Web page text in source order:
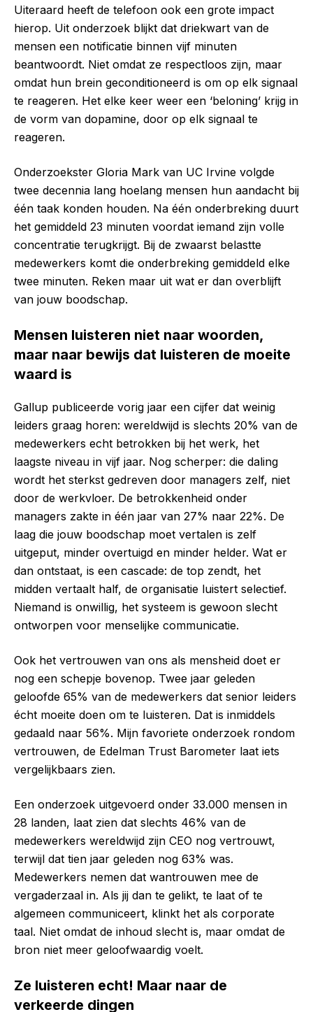
Uiteraard heeft de telefoon ook een grote impact
hierop. Uit onderzoek blijkt dat driekwart van de
mensen een notificatie binnen vijf minuten
beantwoordt. Niet omdat ze respectloos zijn, maar
omdat hun brein geconditioneerd is om op elk signaal
te reageren. Het elke keer weer een ‘beloning’ krijg in
de vorm van dopamine, door op elk signaal te
reageren.
Onderzoekster Gloria Mark van UC Irvine volgde
twee decennia lang hoelang mensen hun aandacht bij
één taak konden houden. Na één onderbreking duurt
het gemiddeld 23 minuten voordat iemand zijn volle
concentratie terugkrijgt. Bij de zwaarst belastte
medewerkers komt die onderbreking gemiddeld elke
twee minuten. Reken maar uit wat er dan overblijft
van jouw boodschap.
Mensen luisteren niet naar woorden,
maar naar bewijs dat luisteren de moeite
waard is
Gallup publiceerde vorig jaar een cijfer dat weinig
leiders graag horen: wereldwijd is slechts 20% van de
medewerkers echt betrokken bij het werk, het
laagste niveau in vijf jaar. Nog scherper: die daling
wordt het sterkst gedreven door managers zelf, niet
door de werkvloer. De betrokkenheid onder
managers zakte in één jaar van 27% naar 22%. De
laag die jouw boodschap moet vertalen is zelf
uitgeput, minder overtuigd en minder helder. Wat er
dan ontstaat, is een cascade: de top zendt, het
midden vertaalt half, de organisatie luistert selectief.
Niemand is onwillig, het systeem is gewoon slecht
ontworpen voor menselijke communicatie.
Ook het vertrouwen van ons als mensheid doet er
nog een schepje bovenop. Twee jaar geleden
geloofde 65% van de medewerkers dat senior leiders
écht moeite doen om te luisteren. Dat is inmiddels
gedaald naar 56%. Mijn favoriete onderzoek rondom
vertrouwen, de Edelman Trust Barometer laat iets
vergelijkbaars zien.
Een onderzoek uitgevoerd onder 33.000 mensen in
28 landen, laat zien dat slechts 46% van de
medewerkers wereldwijd zijn CEO nog vertrouwt,
terwijl dat tien jaar geleden nog 63% was.
Medewerkers nemen dat wantrouwen mee de
vergaderzaal in. Als jij dan te gelikt, te laat of te
algemeen communiceert, klinkt het als corporate
taal. Niet omdat de inhoud slecht is, maar omdat de
bron niet meer geloofwaardig voelt.
Ze luisteren echt! Maar naar de
verkeerde dingen